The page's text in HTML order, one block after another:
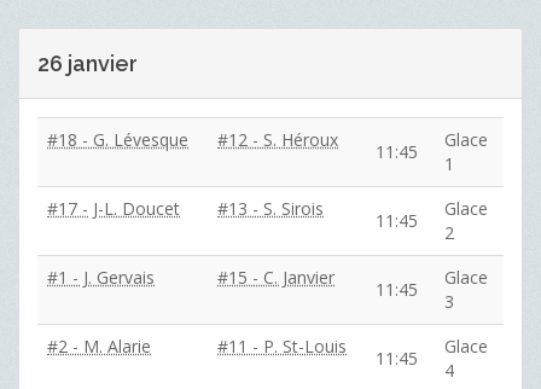
26 janvier
#18 - G. Lévesque #12 - S. Héroux
11:45
Glace
1
#17 - J-L. Doucet
#13 - S. Sirois
11:45
Glace
2
#1 - J. Gervais
#15 - C. Janvier
11:45
Glace
3
#2 - M. Alarie
#11 - P. St-Louis
11:45
Glace
4